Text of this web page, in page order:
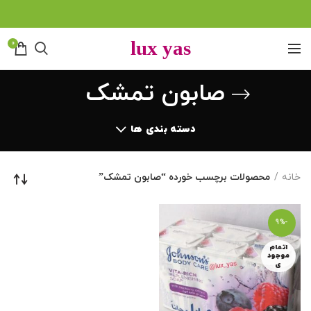
0
صابون تمشک
دسته بندی ها
خانه محصولات برچسب خورده “صابون تمشک”
-9%
اتمام
موجود
ی